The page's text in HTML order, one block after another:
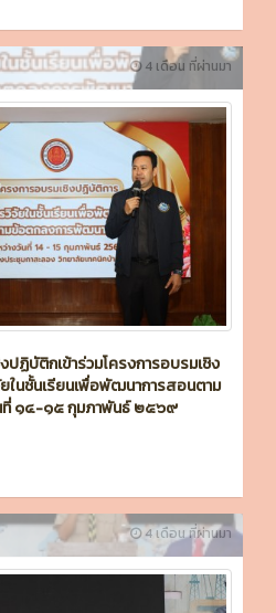
4 เดือน ที่ผ่านมา
ปฏิบัติกเข้าร่วมโครงการอบรมเชิง
ในชั้นเรียนเพื่อพัฒนาการสอนตาม
ที่ ๑๔-๑๕ กุมภาพันธ์ ๒๕๖๙
4 เดือน ที่ผ่านมา